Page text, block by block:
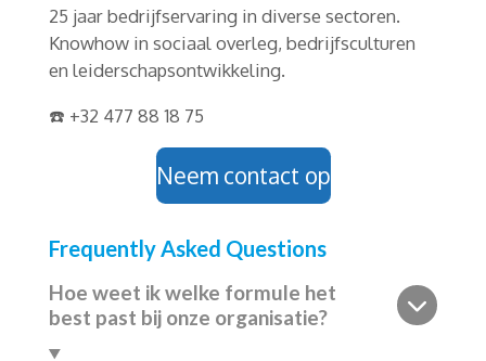
25 jaar bedrijfservaring in diverse sectoren.
Knowhow in sociaal overleg, bedrijfsculturen
en leiderschapsontwikkeling.
☎️ +32 477 88 18 75
Neem contact op
Frequently Asked Questions
Hoe weet ik welke formule het
best past bij onze organisatie?